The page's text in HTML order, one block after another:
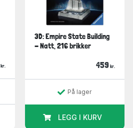
kr.
3D: Empire State Building
- Natt, 216 brikker
459 kr.
På lager
LEGG I KURV